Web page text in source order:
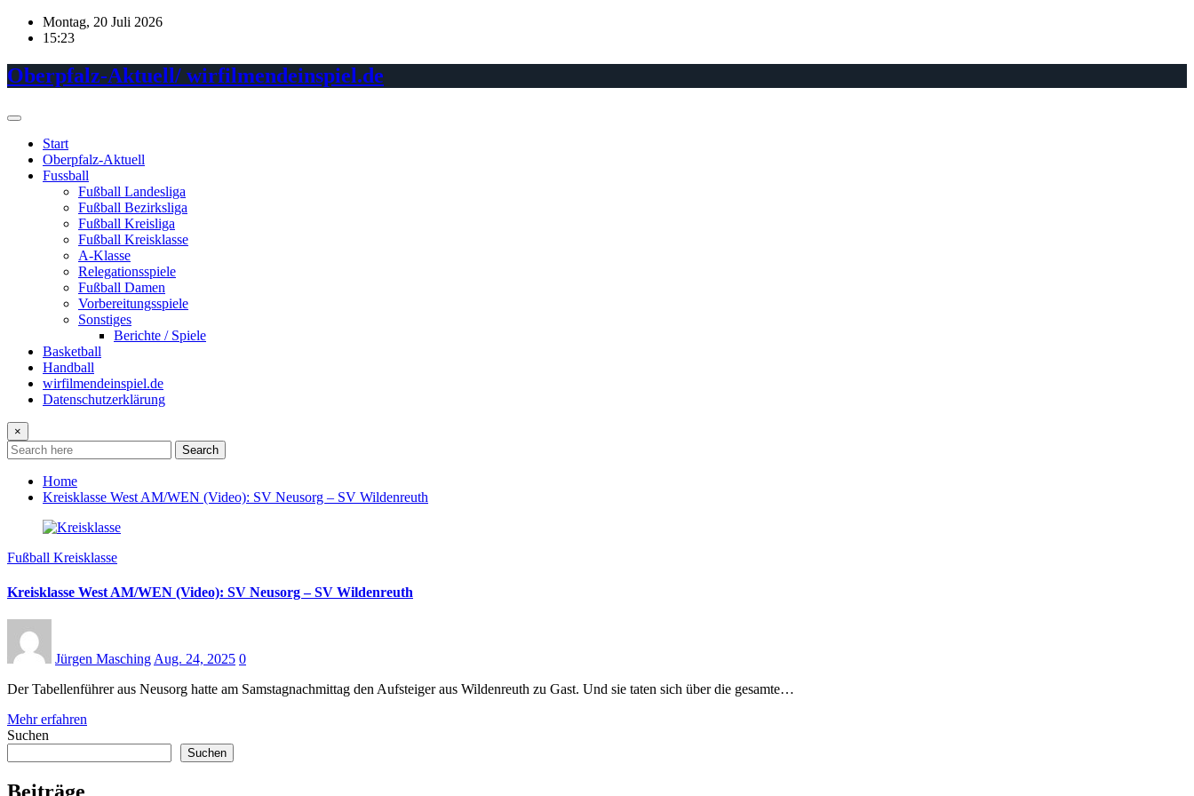
Skip
Montag, 20 Juli 2026
15:23
Oberpfalz-Aktuell/ wirfilmendeinspiel.de
Start
Oberpfalz-Aktuell
Fussball
Fußball Landesliga
Fußball Bezirksliga
Fußball Kreisliga
Fußball Kreisklasse
A-Klasse
Relegationsspiele
Fußball Damen
Vorbereitungsspiele
Sonstiges
Berichte / Spiele
Basketball
Handball
wirfilmendeinspiel.de
Datenschutzerklärung
×
Search
Home
Kreisklasse West AM/WEN (Video): SV Neusorg – SV Wildenreuth
Fußball Kreisklasse
Kreisklasse West AM/WEN (Video): SV Neusorg – SV Wildenreuth
Jürgen Masching Aug. 24, 2025 0
Der Tabellenführer aus Neusorg hatte am Samstagnachmittag den Aufsteiger aus Wildenreuth zu Gast. Und sie taten sich über die gesamte…
Mehr erfahren
Suchen
Suchen